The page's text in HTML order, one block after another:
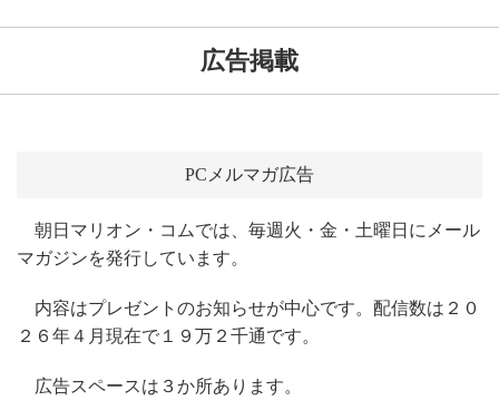
広告掲載
PCメルマガ広告
朝日マリオン・コムでは、毎週火・金・土曜日にメール
マガジンを発行しています。
内容はプレゼントのお知らせが中心です。配信数は２０
２６年４月現在で１９万２千通です。
広告スペースは３か所あります。